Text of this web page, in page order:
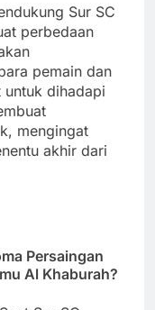
Sur SC
perbedaan
pemain dan
dihadapi
mengingat
akhir dari
Persaingan
Al Khaburah?